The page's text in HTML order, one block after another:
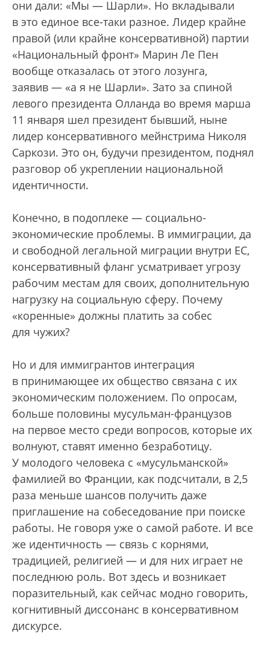
они дали: «Мы — Шарли». Но вкладывали
в это единое все-таки разное. Лидер крайне
правой (или крайне консервативной) партии
«Национальный фронт» Марин Ле Пен
вообще отказалась от этого лозунга,
заявив — «а я не Шарли». Зато за спиной
левого президента Олланда во время марша
11 января шел президент бывший, ныне
лидер консервативного мейнстрима Николя
Саркози. Это он, будучи президентом, поднял
разговор об укреплении национальной
идентичности.
Конечно, в подоплеке — социально-
экономические проблемы. В иммиграции, да
и свободной легальной миграции внутри ЕС,
консервативный фланг усматривает угрозу
рабочим местам для своих, дополнительную
нагрузку на социальную сферу. Почему
«коренные» должны платить за собес
для чужих?
Но и для иммигрантов интеграция
в принимающее их общество связана с их
экономическим положением. По опросам,
больше половины мусульман-французов
на первое место среди вопросов, которые их
волнуют, ставят именно безработицу.
У молодого человека с «мусульманской»
фамилией во Франции, как подсчитали, в 2,5
раза меньше шансов получить даже
приглашение на собеседование при поиске
работы. Не говоря уже о самой работе. И все
же идентичность — связь с корнями,
традицией, религией — и для них играет не
последнюю роль. Вот здесь и возникает
поразительный, как сейчас модно говорить,
когнитивный диссонанс в консервативном
дискурсе.